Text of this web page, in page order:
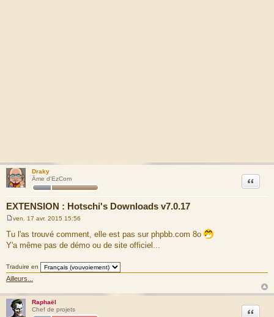
Draky
Âme d'EzCom
EXTENSION : Hotschi's Downloads v7.0.17
Citation
s
s
e
ven. 17 avr. 2015 15:56
Tu l'as trouvé comment, elle est pas sur phpbb.com 8o
Y'a même pas de démo ou de site officiel...
Traduire en
Ailleurs...
Raphaël
Chef de projets
Citation